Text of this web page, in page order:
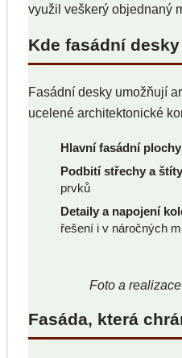
využil veškerý objednaný
Kde fasádní
Fasádní desky umožňují
ucelené architektonické
Hlavní fasádní plochy
Podbití střechy a štíty
prvků
Detaily a napojení
řešení i v náročných
Foto a
Fasáda, která